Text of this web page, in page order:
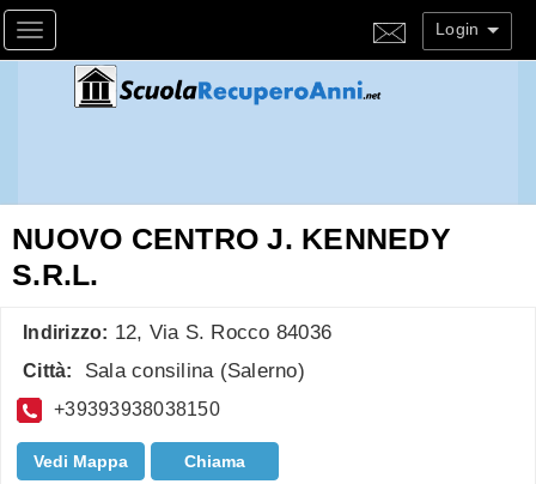
Toggle navigation Login
NUOVO CENTRO J. KENNEDY
S.R.L.
Indirizzo: 12, Via S. Rocco 84036
Città: Sala consilina (Salerno)
+39393938038150
Vedi Mappa Chiama